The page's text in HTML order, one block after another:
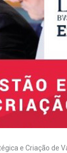
e Criação de